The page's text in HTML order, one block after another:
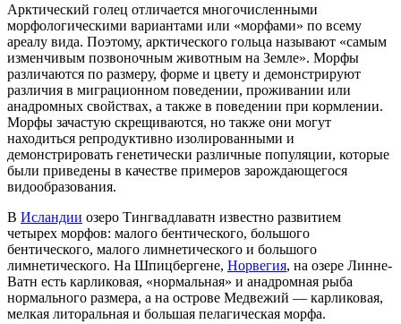
Арктический голец отличается многочисленными
морфологическими вариантами или «морфами» по всему
ареалу вида. Поэтому, арктического гольца называют «самым
изменчивым позвоночным животным на Земле». Морфы
различаются по размеру, форме и цвету и демонстрируют
различия в миграционном поведении, проживании или
анадромных свойствах, а также в поведении при кормлении.
Морфы зачастую скрещиваются, но также они могут
находиться репродуктивно изолированными и
демонстрировать генетически различные популяции, которые
были приведены в качестве примеров зарождающегося
видообразования.
В Исландии озеро Тингвадлаватн известно развитием
четырех морфов: малого бентического, большого
бентического, малого лимнетического и большого
лимнетического. На Шпицбергене, Норвегия, на озере Линне-
Ватн есть карликовая, «нормальная» и анадромная рыба
нормального размера, а на острове Медвежий — карликовая,
мелкая литоральная и большая пелагическая морфа.